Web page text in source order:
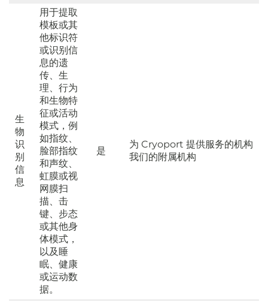
生
物
识
别
信
息
用于提取
模板或其
他标识符
或识别信
息的遗
传、生
理、行为
和生物特
征或活动
模式，例
如指纹、
脸部指纹
和声纹、
虹膜或视
网膜扫
描、击
键、步态
或其他身
体模式，
以及睡
眠、健康
或运动数
据。
是
为 Cryoport 提供服务的机构
我们的附属机构